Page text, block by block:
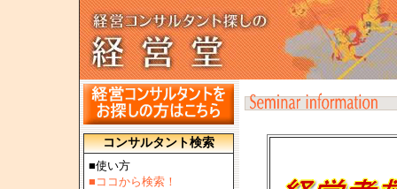
コンサルタント検索
■使い方
■ココから検索！